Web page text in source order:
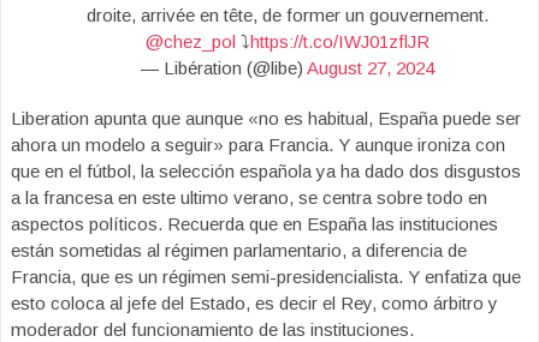
droite, arrivée en tête, de former un gouvernement.
@chez_pol ⤵️https://t.co/IWJ01zflJR
— Libération (@libe) August 27, 2024
Liberation apunta que aunque «no es habitual, España puede ser
ahora un modelo a seguir» para Francia. Y aunque ironiza con
que en el fútbol, la selección española ya ha dado dos disgustos
a la francesa en este ultimo verano, se centra sobre todo en
aspectos políticos. Recuerda que en España las instituciones
están sometidas al régimen parlamentario, a diferencia de
Francia, que es un régimen semi-presidencialista. Y enfatiza que
esto coloca al jefe del Estado, es decir el Rey, como árbitro y
moderador del funcionamiento de las instituciones.